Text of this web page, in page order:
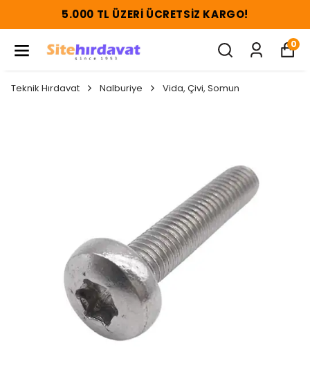
5.000 TL ÜZERI ÜCRETSIZ KARGO!
0
Teknik Hırdavat Nalburiye Vida, Çivi, Somun